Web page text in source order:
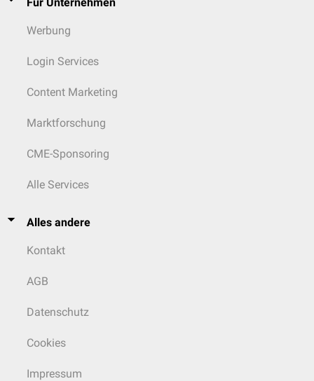
Werbung
Login Services
Content Marketing
Marktforschung
CME-Sponsoring
Alle Services
Alles andere
Kontakt
AGB
Datenschutz
Cookies
Impressum